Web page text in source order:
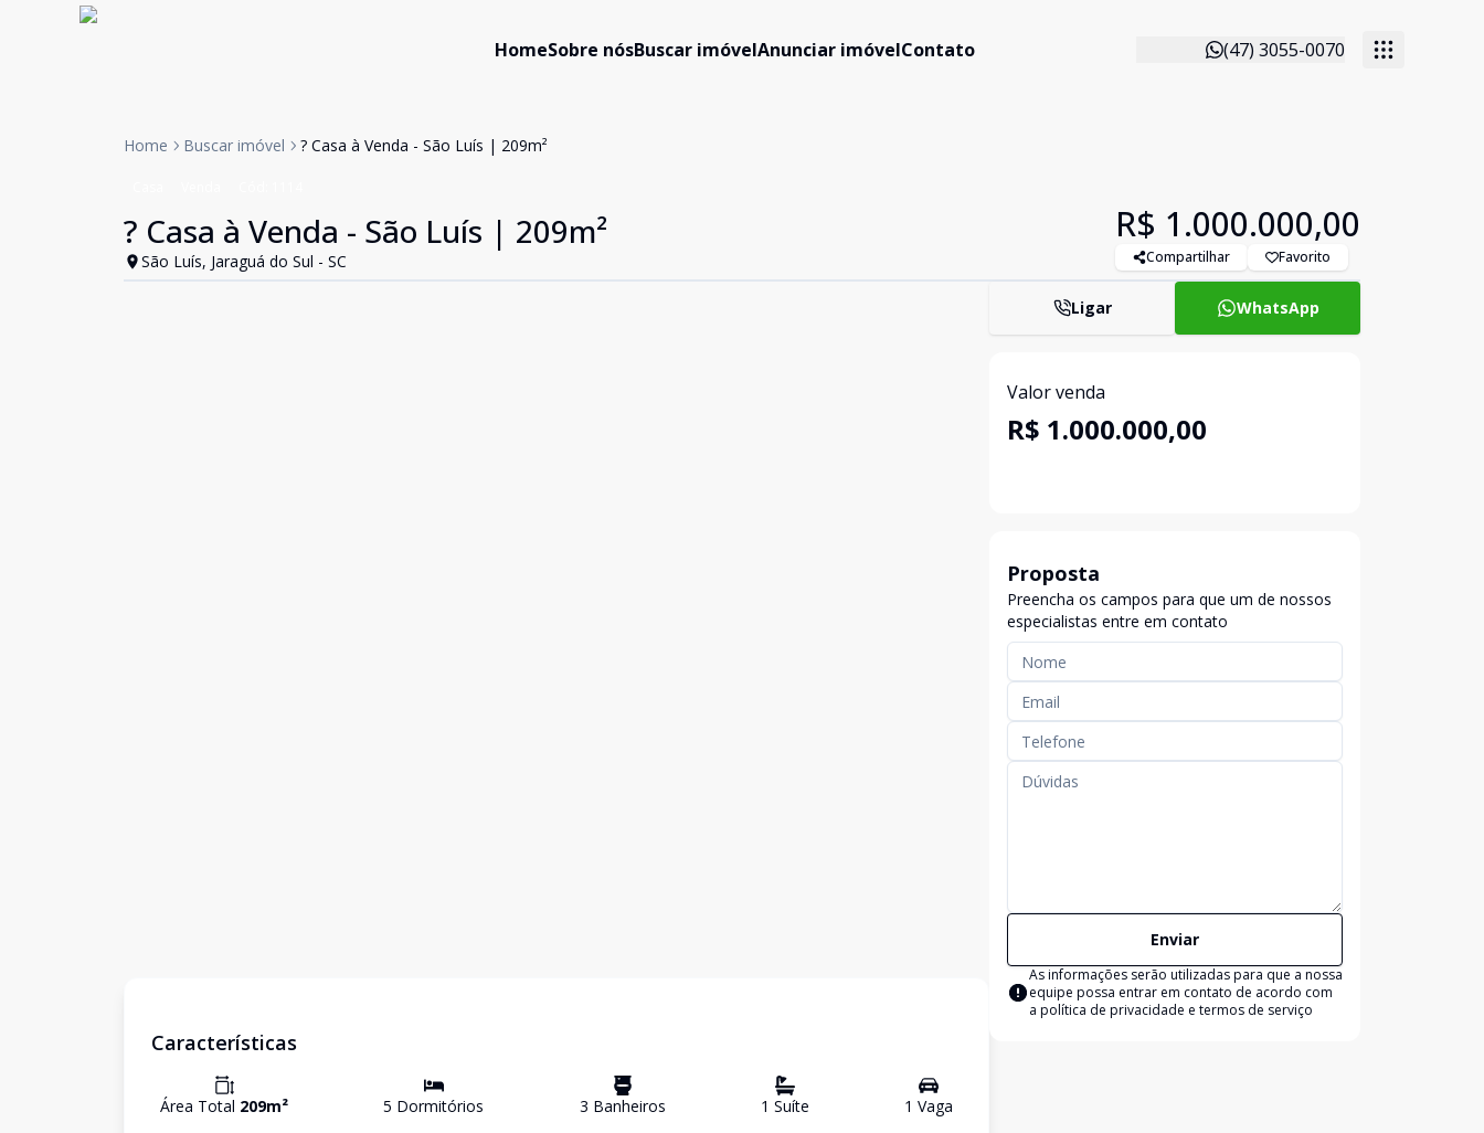
HomeSobre nósBuscar imóvelAnunciar imóvelContato (47) 3055-0070
Home Buscar imóvel ? Casa à Venda - São Luís | 209m²
? Casa à Venda - São Luís | 209m²
São Luís, Jaraguá do Sul - SC
R$ 1.000.000,00
Compartilhar Favorito
Características
Área Total 209m² 5 Dormitórios 3 Banheiros 1 Suíte 1 Vaga
Ligar WhatsApp
Valor venda
R$ 1.000.000,00
Proposta
Preencha os campos para que um de nossos
especialistas entre em contato
Enviar
As informações serão utilizadas para que a nossa
equipe possa entrar em contato de acordo com
a política de privacidade e termos de serviço